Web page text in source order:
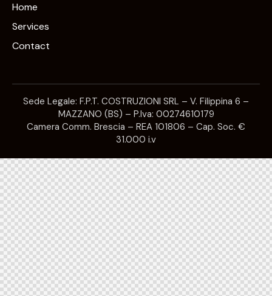
Home
Services
Contact
Sede Legale: F.P.T. COSTRUZIONI SRL – V. Filippina 6 –
MAZZANO (BS) – P.Iva: 00274610179
Camera Comm. Brescia – REA 101806 – Cap. Soc. €
31.000 i.v